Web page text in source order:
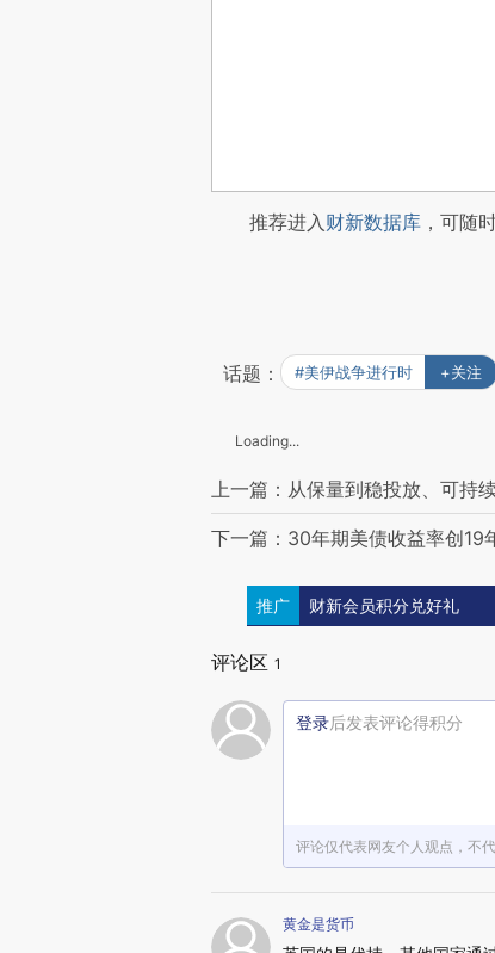
推荐进入财新数据库 ，可随
话题： #美伊战争进行时 +关注
Loading...
上一篇：从保量到稳投放、可持
下一篇：30年期美债收益率创19
推广 财新会员积分兑好礼
评论区 1
登录后发表评论得积分
评论仅代表网友个人观点，不
黄金是货币